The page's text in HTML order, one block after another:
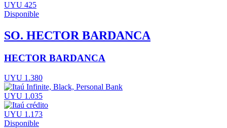
UYU 425
Disponible
SO. HECTOR BARDANCA
HECTOR BARDANCA
UYU 1.380
UYU 1.035
UYU 1.173
Disponible